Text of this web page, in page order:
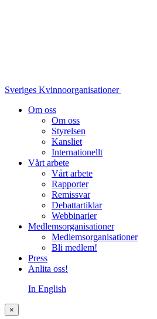
Sveriges Kvinnoorganisationer
Om oss
Om oss
Styrelsen
Kansliet
Internationellt
Vårt arbete
Vårt arbete
Rapporter
Remissvar
Debattartiklar
Webbinarier
Medlemsorganisationer
Medlemsorganisationer
Bli medlem!
Press
Anlita oss!
In English
×